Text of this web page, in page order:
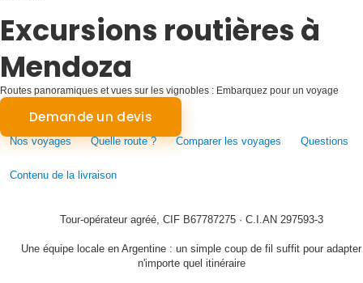
Excursions routières à
Mendoza
Routes panoramiques et vues sur les vignobles : Embarquez pour un voyage
mémorable à travers Mendoza
Demande un devis
Nos voyages Quelle route ? Comparer les voyages Questions
Contenu de la livraison
Tour-opérateur agréé, CIF B67787275 · C.I.AN 297593-3
Une équipe locale en Argentine : un simple coup de fil suffit pour adapter
n'importe quel itinéraire